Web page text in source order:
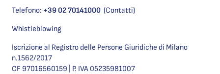
Telefono: +39 02 70141000 (Contatti)
Whistleblowing
Iscrizione al Registro delle Persone Giuridiche di Milano
n.1562/2017
CF 97016560159 | P. IVA 05235981007